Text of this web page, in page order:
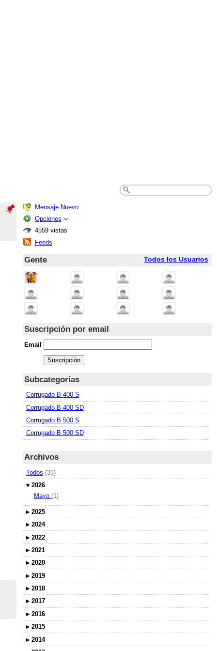
Mensaje Nuevo
Opciones
4559 vistas
Feeds
Todos los Usuarios
Gente
Suscripción por email
Email
Subcategorías
Corrugado B 400 S
Corrugado B 400 SD
Corrugado B 500 S
Corrugado B 500 SD
Archivos
Todos (33)
▾2026
Mayo(1)
▸2025
▸2024
▸2022
▸2021
▸2020
▸2019
▸2018
▸2017
▸2016
▸2015
▸2014